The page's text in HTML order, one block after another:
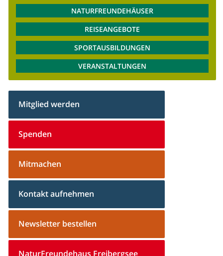
NATURFREUNDEHÄUSER
REISEANGEBOTE
SPORTAUSBILDUNGEN
VERANSTALTUNGEN
Mitglied werden
Spenden
Mitmachen
Kontakt aufnehmen
Newsletter bestellen
NaturFreundehaus Freibergsee